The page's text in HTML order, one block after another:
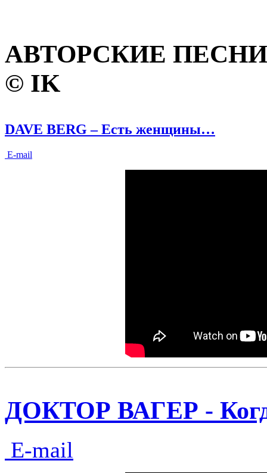
АВТОРСКИЕ ПЕСНИ
© IK
DAVE BERG – Есть женщины…
E-mail
ДОКТОР ВАГЕР -
E-mail